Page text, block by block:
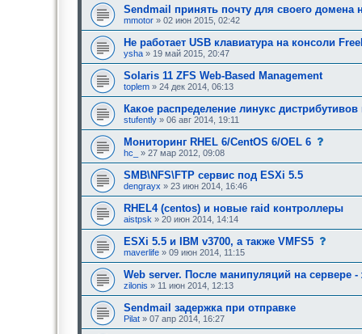
н
и
я
:
Sendmail принять почту для своего домена
mmotor » 02 июн 2015, 02:42
Не работает USB клавиатура на консоли
ysha » 19 май 2015, 20:47
Solaris 11 ZFS Web-Based Management
toplem » 24 дек 2014, 06:13
Какое распределение линукс дистрибутивов
stufently » 06 авг 2014, 19:11
Мониторинг RHEL 6/CentOS 6/OEL 6
н
и
,
у
щ
hc_ » 27 мар 2012, 09:08
SMB\NFS\FTP сервис под ESXi 5.5
dengrayx » 23 июн 2014, 16:46
RHEL4 (centos) и новые raid контроллеры
aistpsk » 20 июн 2014, 14:14
ESXi 5.5 и IBM v3700, а также VMFS5
щ
н
,
maverlife » 09 июн 2014, 11:15
Web server. После манипуляций на сервере -
zilonis » 11 июн 2014, 12:13
Sendmail задержка при отправке
Pilat » 07 апр 2014, 16:27